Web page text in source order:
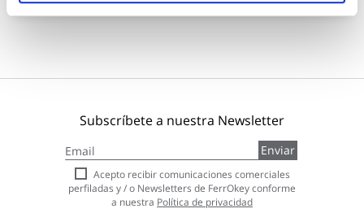
Subscríbete a nuestra Newsletter
a
nuestro
boletín
de
Enviar
Acepto recibir comunicaciones comerciales
perfiladas y / o Newsletters de FerrOkey conforme
a nuestra Política de privacidad